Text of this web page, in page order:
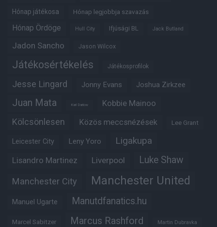
Hónap játékosa Hónap legjobbja szavazás
Hónap Ördöge Hull City Ifjúsági BL Jack Butland
Jadon Sancho Jason Wilcox
Játékosértékelés Játékosprofilok
Jesse Lingard Jonny Evans Joshua Zirkzee
Juan Mata Karl Darlow Kobbie Mainoo
Kölcsönlesen Közös meccsnézések Lee Grant
Leicester City Leny Yoro Ligakupa
Lisandro Martinez Liverpool Luke Shaw
Manchester City Manchester United
Manuel Ugarte Manutdfanatics.hu
Marcel Sabitzer Marcus Rashford Martin Dubravka